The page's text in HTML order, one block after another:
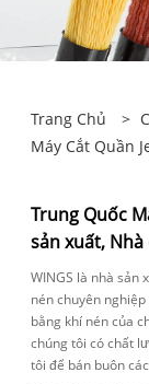
Trang Chủ >
Máy Cắt Quần
Trung Quốc
sản xuất,
WINGS là nhà sản
nén chuyên
bằng khí nén của
chúng tôi có chất
tôi để bán buôn